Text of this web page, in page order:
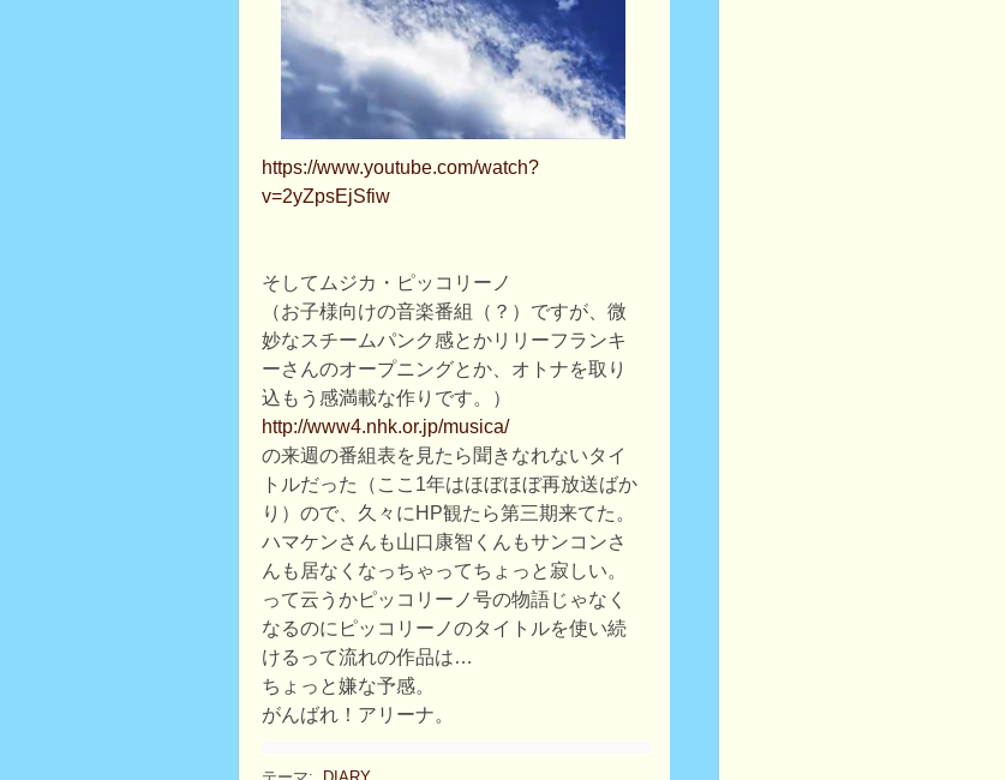
https://www.youtube.com/watch?
v=2yZpsEjSfiw
そしてムジカ・ピッコリーノ
（お子様向けの音楽番組（？）ですが、微
妙なスチームパンク感とかリリーフランキ
ーさんのオープニングとか、オトナを取り
込もう感満載な作りです。）
http://www4.nhk.or.jp/musica/
の来週の番組表を見たら聞きなれないタイ
トルだった（ここ1年はほぼほぼ再放送ばか
り）ので、久々にHP観たら第三期来てた。
ハマケンさんも山口康智くんもサンコンさ
んも居なくなっちゃってちょっと寂しい。
って云うかピッコリーノ号の物語じゃなく
なるのにピッコリーノのタイトルを使い続
けるって流れの作品は…
ちょっと嫌な予感。
がんばれ！アリーナ。